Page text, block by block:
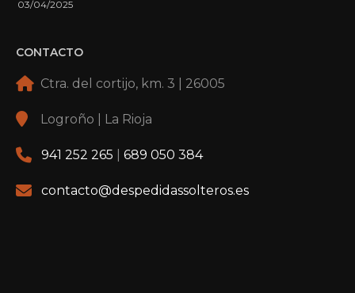
03/04/2025
CONTACTO
Ctra. del cortijo, km. 3 | 26005
Logroño | La Rioja
941 252 265 689 050 384
contacto@despedidassolteros.es